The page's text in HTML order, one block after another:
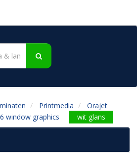
Printmedia
Orajet
window graphics wit glans